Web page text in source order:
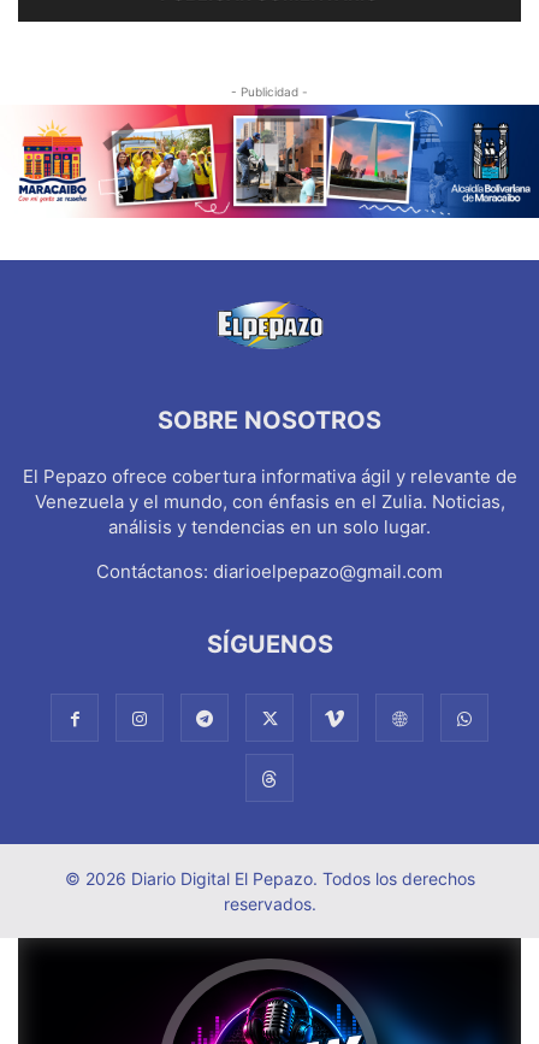
- Publicidad -
SOBRE NOSOTROS
El Pepazo ofrece cobertura informativa ágil y relevante de
Venezuela y el mundo, con énfasis en el Zulia. Noticias,
análisis y tendencias en un solo lugar.
Contáctanos: diarioelpepazo@gmail.com
SÍGUENOS
© 2026 Diario Digital El Pepazo. Todos los derechos
reservados.